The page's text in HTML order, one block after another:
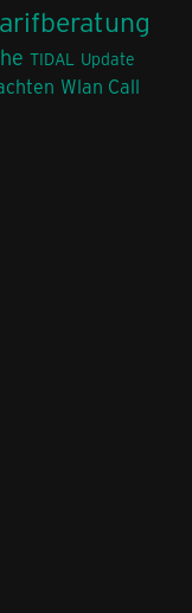
TIDAL Update
Wlan Call